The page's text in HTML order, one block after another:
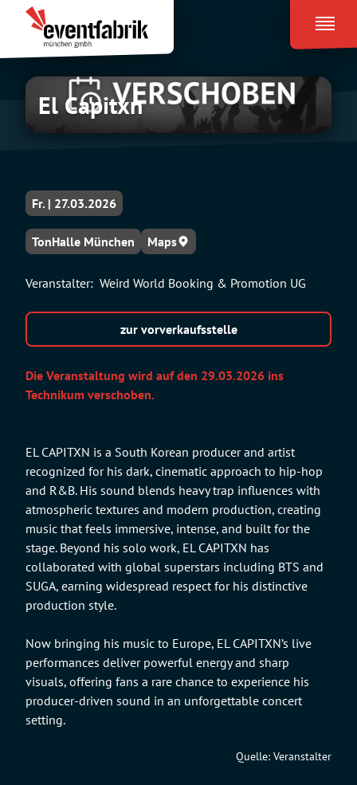
Inhalt
springen
Eventfabrik
München
El Capitxn
Die Veranstaltung wird auf den 29.03.2026 ins
Technikum verschoben.
EL CAPITXN is a South Korean producer and artist
recognized for his dark, cinematic approach to hip-hop
and R&B. His sound blends heavy trap influences with
atmospheric textures and modern production, creating
music that feels immersive, intense, and built for the
stage. Beyond his solo work, EL CAPITXN has
collaborated with global superstars including BTS and
SUGA, earning widespread respect for his distinctive
production style.
Now bringing his music to Europe, EL CAPITXN’s live
performances deliver powerful energy and sharp
visuals, offering fans a rare chance to experience his
producer-driven sound in an unforgettable concert
setting.
Quelle: Veranstalter
Fr. | 27.03.2026
TonHalle München Maps
Veranstalter: Weird World Booking & Promotion UG
zur vorverkaufsstelle